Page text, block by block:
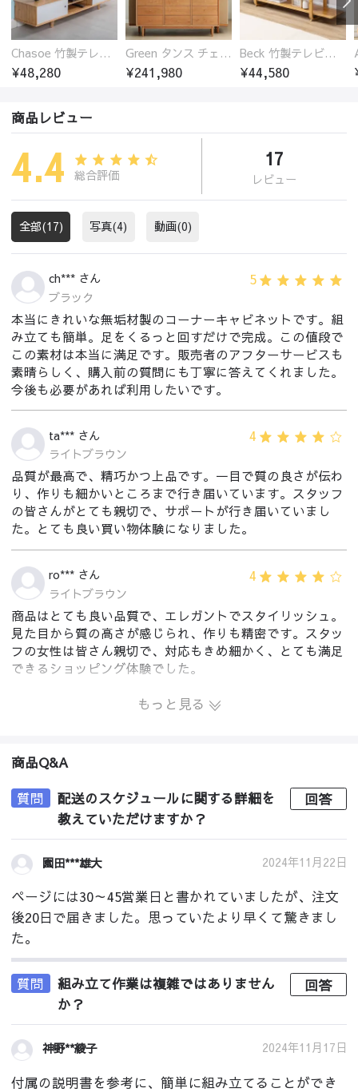
Chasoe 竹製テレビ台 ローボード
¥48,280
Green タンス チェスト チェリー材 無垢材
¥241,980
Beck 竹製テレビ台 ローボード 開放的
¥44,580
商品レビュー
4.4 総合評価
17
レビュー
全部(17) 写真(4) 動画(0)
ch*** さん 5
ブラック
本当にきれいな無垢材製のコーナーキャビネットです。組
み立ても簡単。足をくるっと回すだけで完成。この値段で
この素材は本当に満足です。販売者のアフターサービスも
素晴らしく、購入前の質問にも丁寧に答えてくれました。
今後も必要があれば利用したいです。
ta*** さん 4
ライトブラウン
品質が最高で、精巧かつ上品です。一目で質の良さが伝わ
り、作りも細かいところまで行き届いています。スタッフ
の皆さんがとても親切で、サポートが行き届いていまし
た。とても良い買い物体験になりました。
ro*** さん 4
ライトブラウン
商品はとても良い品質で、エレガントでスタイリッシュ。
見た目から質の高さが感じられ、作りも精密です。スタッ
フの女性は皆さん親切で、対応もきめ細かく、とても満足
できるショッピング体験でした。
もっと見る
商品Q&A
質問
配送のスケジュールに関する詳細を
教えていただけますか？
回答
園田***雄大 2024年11月22日
ページには30～45営業日と書かれていましたが、注文
後20日で届きました。思っていたより早くて驚きまし
た。
質問
組み立て作業は複雑ではありません
か？
回答
神野**綾子 2024年11月17日
付属の説明書を参考に、簡単に組み立てることができ